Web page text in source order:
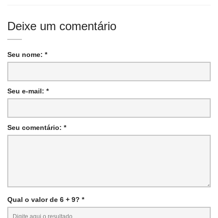
Deixe um comentário
Seu nome: *
Seu e-mail: *
Seu comentário: *
Qual o valor de 6 + 9? *